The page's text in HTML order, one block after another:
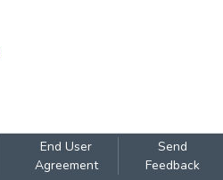
End User
Agreement
Send
Feedback